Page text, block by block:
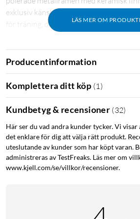
LÄS MER OM
exklusiv känsla, medan 5 ATM-
för träning, dusch och simning i
Träning & sport med precision
Med stöd för över 150 sportlägen,
löpning, anpassar sig klockan till allt
mer strukturerad träning. Ett kraftfullt
rörelsesensorchip samverkar med stöd
(GPS, Beidou, GLONASS, Galileo och
även i utmanande miljöer.
Hälsoövervakning dygnet runt
Klockan håller koll på din hälsa med
Producentinformation
Komplettera ditt köp (1 )
Kundbetyg & recensioner (32)
Här ser du vad andra kunder tycker. Vi
det enklare för dig att välja rätt produkt.
uteslutande av kunder som har köpt varan.
administreras av TestFreaks. Läs mer om
www.kjell.com/se/villkor/recensioner.